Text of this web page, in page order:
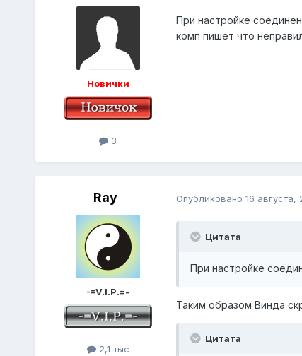
Новички
3
При настройке
комп пишет что
Ray
-=V.I.P.=-
2,1 тыс
Опубликовано 16 августа,
Цитата
При настройке
Таким образом Винда
Цитата